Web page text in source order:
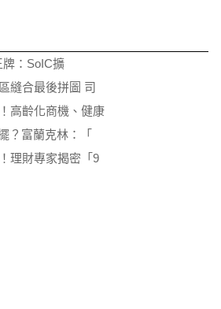
：SoIC擴
縫合最後拼圖 司
高齡化商機、健康
？富蘭克林：「
理財專家揭密「9